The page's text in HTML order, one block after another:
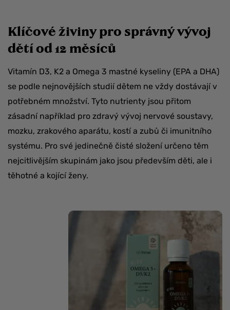
Klíčové živiny pro správný vývoj
dětí od 12 měsíců
Vitamín D3, K2 a Omega 3 mastné kyseliny (EPA a DHA)
se podle nejnovějších studií dětem ne vždy dostávají v
potřebném množství. Tyto nutrienty jsou přitom
zásadní například pro zdravý vývoj nervové soustavy,
mozku, zrakového aparátu, kostí a zubů či imunitního
systému. Pro své jedinečně čisté složení určeno těm
nejcitlivějším skupinám jako jsou především děti, ale i
těhotné a kojící ženy.